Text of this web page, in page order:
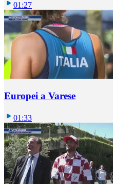
01:27
Europei a Varese
01:33